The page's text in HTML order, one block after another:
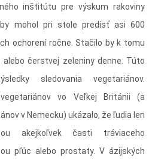
inštitútu pre výskum rakoviny
mohol pri stole predísť asi 600
ochorení ročne. Stačilo by k tomu
čerstvej zeleniny denne. Túto
sledovania vegetariánov.
vo Veľkej Británii (a
v Nemecku) ukázalo, že ľudia len
akejkoľvek časti tráviaceho
pľúc alebo prostaty. V ázijských